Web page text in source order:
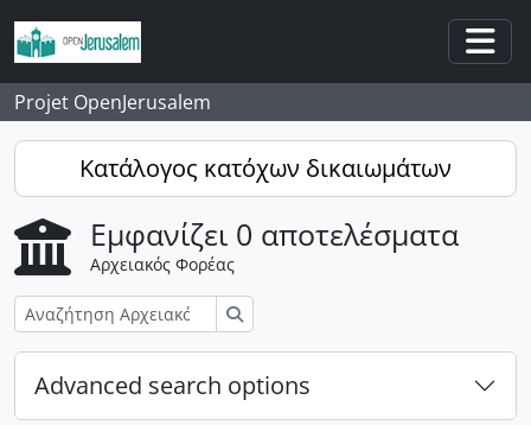
Skip to main content
Projet OpenJerusalem
Κατάλογος κατόχων δικαιωμάτων
Εμφανίζει 0 αποτελέσματα
Αρχειακός Φορέας
Advanced search options